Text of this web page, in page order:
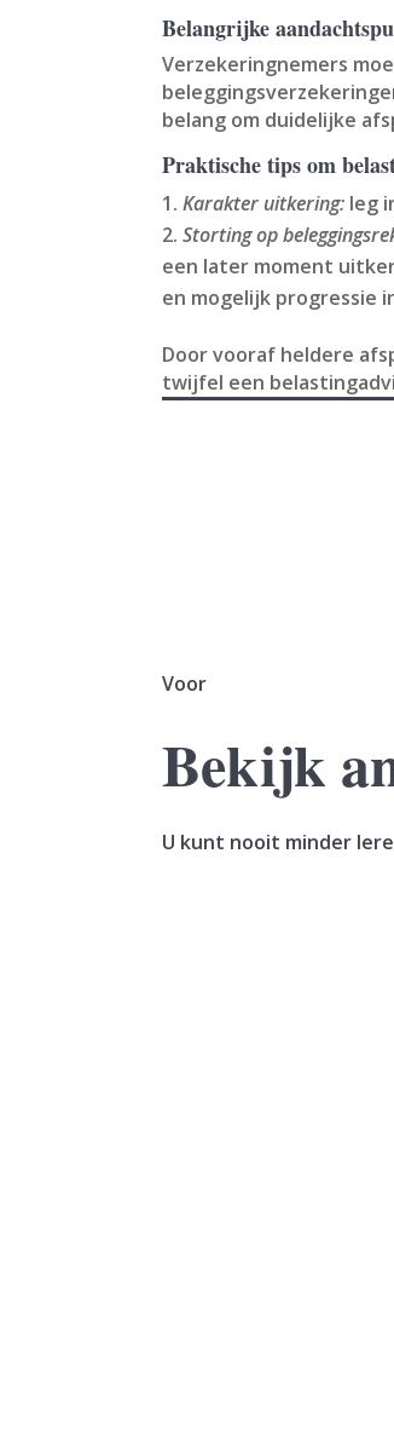
Belangrijke
Verzekeringnemers
belang om duidelijke
Praktische tips om
Karakter uitkering: leg
Storting op
een later moment
en mogelijk progressie
Door vooraf heldere
twijfel een
Voor
Bekijk
U kunt nooit minder